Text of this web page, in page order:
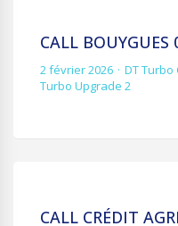
CALL
2 février 2026 DT Turbo
Turbo Upgrade 2
CALL CRÉDIT